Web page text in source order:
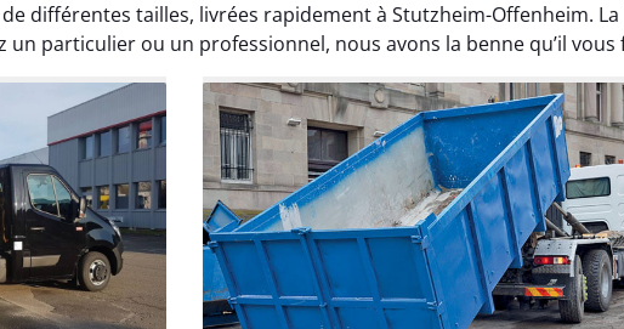
différentes tailles, livrées rapidement à Stutzheim-Offenheim.
un particulier ou un professionnel, nous avons la benne qu’il vous